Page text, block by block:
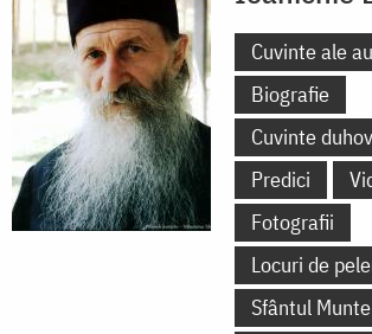
Cuvinte ale
Biografie
Cuvinte
Predici
Fotografii
Locuri de
Sfântul